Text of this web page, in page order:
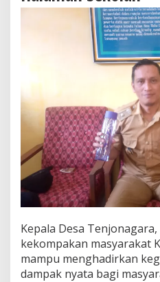
Kepala Desa
kekompakan masyarakat
mampu menghadirkan
dampak nyata bagi